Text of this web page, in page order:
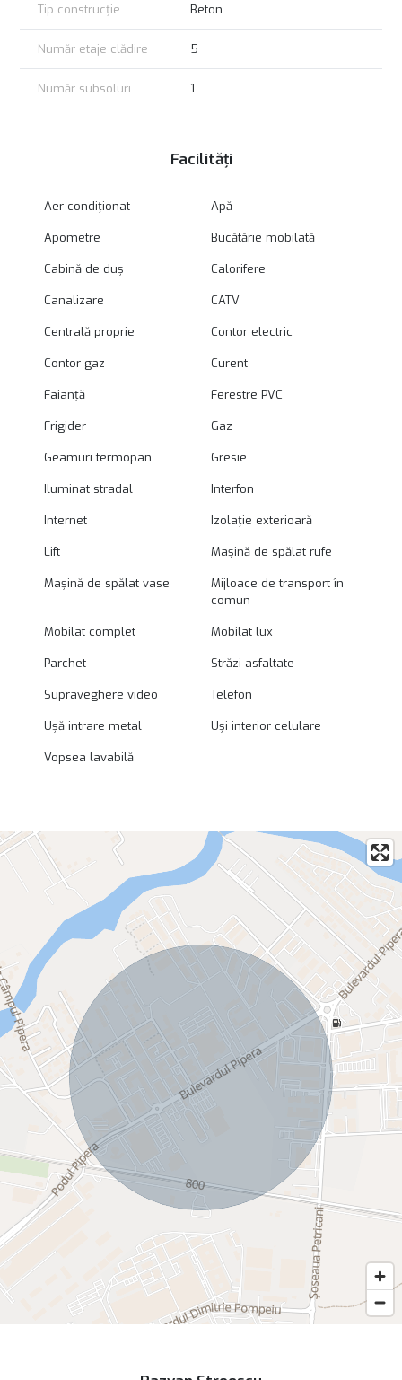
Tip construcție Beton
Număr etaje clădire 5
Număr subsoluri 1
Facilități
Aer condiționat Apă
Apometre Bucătărie mobilată
Cabină de duș Calorifere
Canalizare CATV
Centrală proprie Contor electric
Contor gaz Curent
Faianță Ferestre PVC
Frigider Gaz
Geamuri termopan Gresie
Iluminat stradal Interfon
Internet Izolație exterioară
Lift Mașină de spălat rufe
Mașină de spălat vase
Mijloace de transport în
comun
Mobilat complet Mobilat lux
Parchet Străzi asfaltate
Supraveghere video Telefon
Ușă intrare metal Uși interior celulare
Vopsea lavabilă